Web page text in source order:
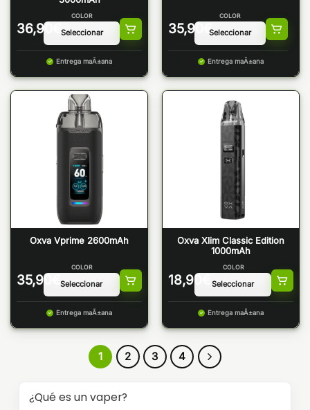
36,90
COLOR
Entrega maÃ±ana
35,90 €
COLOR
Entrega maÃ±ana
Oxva Vprime 2600mAh
35,90
COLOR
Entrega maÃ±ana
Oxva Xlim Classic Edition
1000mAh
18,90
COLOR
Entrega maÃ±ana
1 2 3 4
¿Qué es un vaper?